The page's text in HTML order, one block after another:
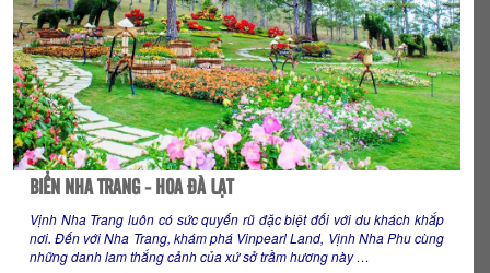
BIỂN NHA TRANG - HOA ĐÀ LẠT
Vịnh Nha Trang luôn có sức quyến rũ đặc biệt đối với du khách khắp
nơi. Đến với Nha Trang, khám phá Vinpearl Land, Vịnh Nha Phu cùng
những danh lam thắng cảnh của xứ sở trầm hương này …